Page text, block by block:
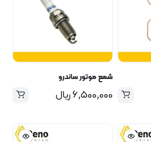
شمع موتور ساندرو
۶,۵۰۰,۰۰۰ریال